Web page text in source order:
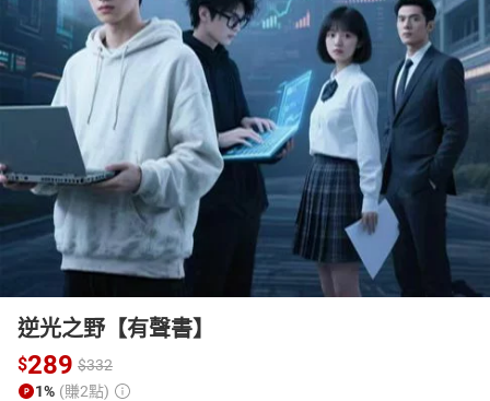
女裝 男裝 化妝保養 情趣用品
日本購物 電子/紙本書
HOT
逆光之野【有聲書】
$289 $332
1% (賺2點)